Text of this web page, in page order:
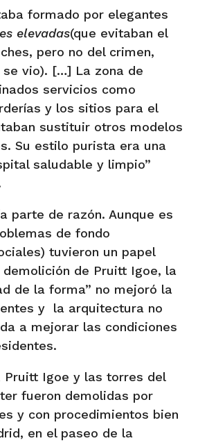
formado por elegantes
elevadas(que evitaban el
pero no del crimen,
vio). […] La zona de
servicios como
y los sitios para el
sustituir otros modelos
Su estilo purista era una
saludable y limpio”
parte de razón. Aunque es
de fondo
tuvieron un papel
de Pruitt Igoe, la
de la forma” no mejoró la
y
la arquitectura no
a mejorar las condiciones
Pruitt Igoe y las torres del
fueron demolidas por
y con procedimientos bien
en el paseo de la